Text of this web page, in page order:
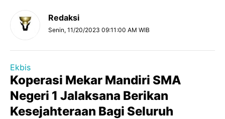
Redaksi
Senin, 11/20/2023 09:11:00 AM WIB
Ekbis
Koperasi Mekar Mandiri SMA
Negeri 1 Jalaksana Berikan
Kesejahteraan Bagi Seluruh